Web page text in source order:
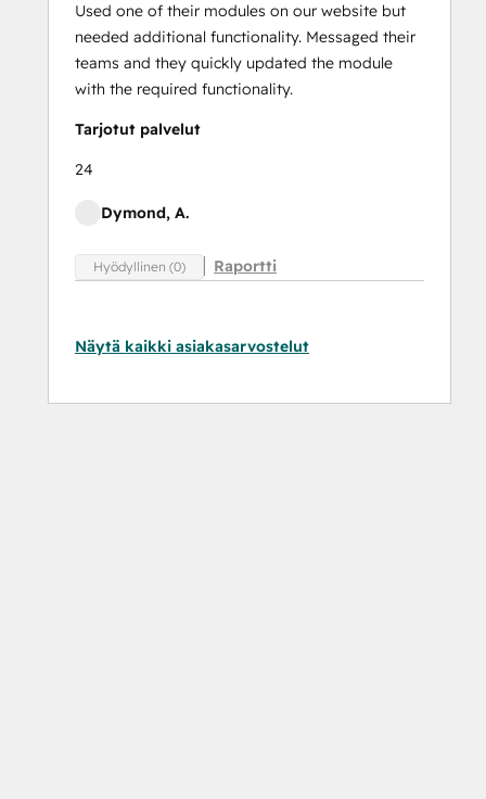
Used one of their modules on our website but
needed additional functionality. Messaged their
teams and they quickly updated the module
with the required functionality.
Tarjotut palvelut
24
Dymond, A.
Hyödyllinen (0) Raportti
Näytä kaikki asiakasarvostelut